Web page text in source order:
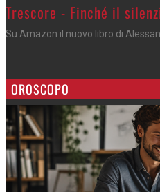
Trescore - Finché il
Su Amazon il nuovo libro di
OROSCOPO